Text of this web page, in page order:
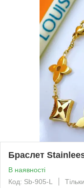
Браслет
В наявності
Код: Sb-905-L